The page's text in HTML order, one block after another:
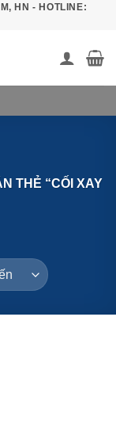
HN - HOTLINE:
THẺ “CỐI XAY